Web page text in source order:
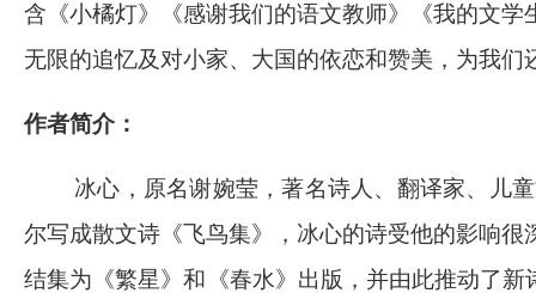
含《小橘灯》《感谢我们的语文教师》《我的文
无限的追忆及对小家、大国的依恋和赞美，为我
作者简介：
冰心，原名谢婉莹，著名诗人、翻译家、儿
尔写成散文诗《飞鸟集》，冰心的诗受他的影响
结集为《繁星》和《春水》出版，并由此推动了